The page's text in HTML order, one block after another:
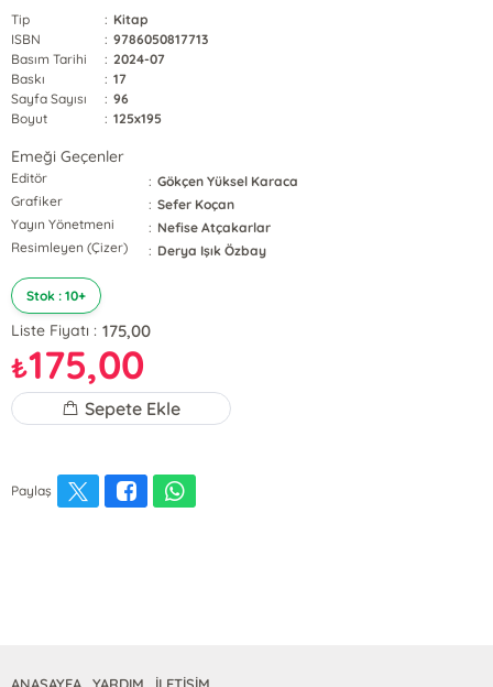
Tip : Kitap
ISBN
: 9786050817713
Basım Tarihi
: 2024-07
Baskı
: 17
Sayfa Sayısı
: 96
Boyut
: 125x195
Emeği Geçenler
Editör : Gökçen Yüksel Karaca
Grafiker
: Sefer Koçan
Yayın Yönetmeni
: Nefise Atçakarlar
Resimleyen (Çizer)
: Derya Işık Özbay
Stok : 10+
Liste Fiyatı : 175,00
₺175,00
Sepete Ekle
Paylaş